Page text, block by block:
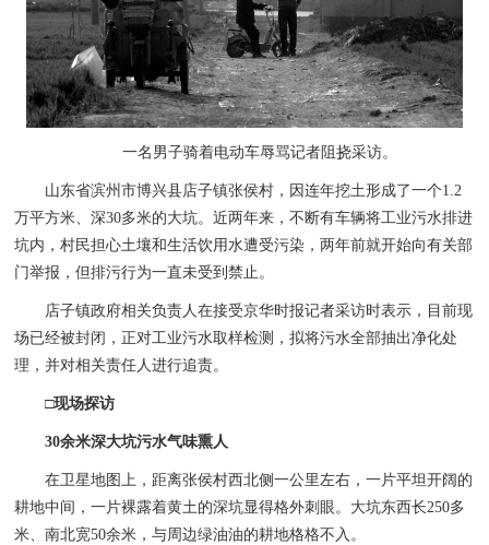
一名男子骑着电动车辱骂记者阻挠采访。
山东省滨州市博兴县店子镇张侯村，因连年挖土形成了一个1.2
万平方米、深30多米的大坑。近两年来，不断有车辆将工业污水排进
坑内，村民担心土壤和生活饮用水遭受污染，两年前就开始向有关部
门举报，但排污行为一直未受到禁止。
店子镇政府相关负责人在接受京华时报记者采访时表示，目前现
场已经被封闭，正对工业污水取样检测，拟将污水全部抽出净化处
理，并对相关责任人进行追责。
□现场探访
30余米深大坑污水气味熏人
在卫星地图上，距离张侯村西北侧一公里左右，一片平坦开阔的
耕地中间，一片裸露着黄土的深坑显得格外刺眼。大坑东西长250多
米、南北宽50余米，与周边绿油油的耕地格格不入。